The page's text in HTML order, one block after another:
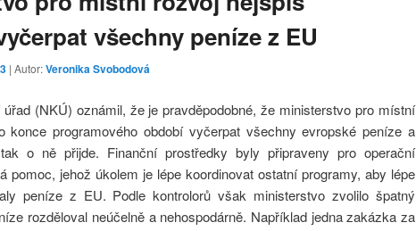
všechny peníze z EU
| Autor:Veronika Svobodová
(NKÚ) oznámil, že je pravděpodobné, že ministerstvo pro místní
konce programového období vyčerpat všechny evropské peníze a
o ně přijde. Finanční prostředky byly připraveny pro operační
pomoc, jehož úkolem je lépe koordinovat ostatní programy, aby lépe
peníze z EU. Podle kontrolorů však ministerstvo zvolilo špatný
rozděloval neúčelně a nehospodárně. Například jedna zakázka za